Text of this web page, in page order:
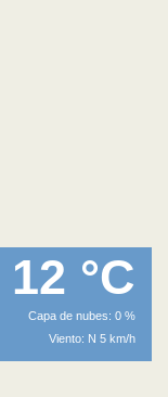
12 °C
Capa de nubes: 0 %
Viento: N 5 km/h